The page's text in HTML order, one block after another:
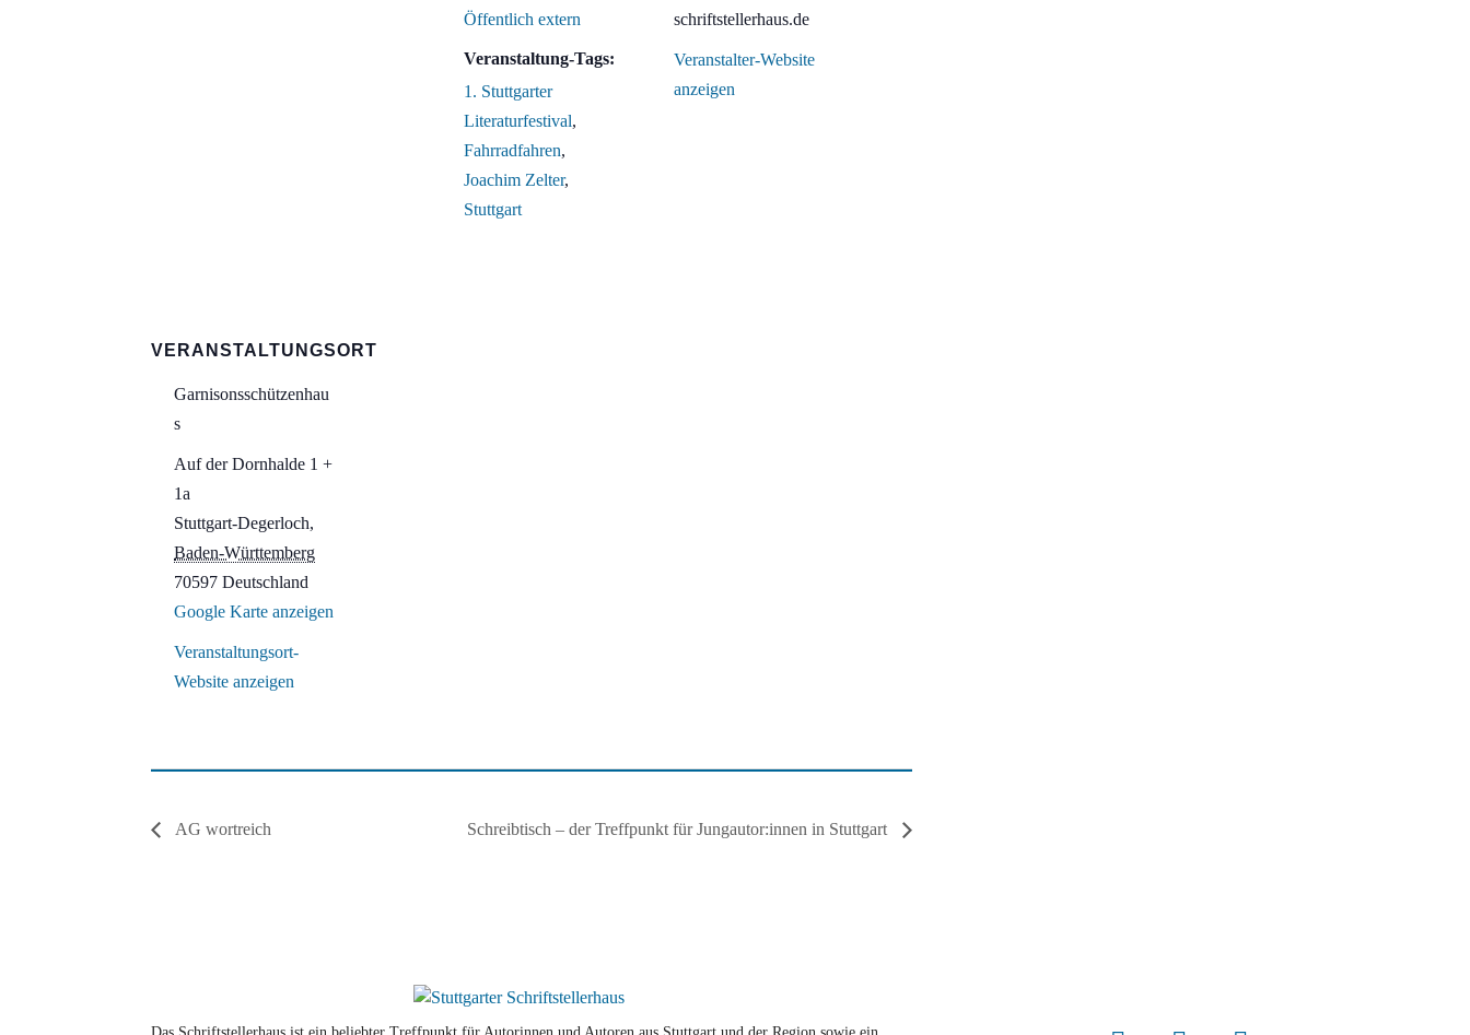
Öffentlich extern
Veranstaltung-Tags:
1. Stuttgarter
Literaturfestival,
Fahrradfahren,
Joachim Zelter,
Stuttgart
schriftstellerhaus.de
Veranstalter-Website
anzeigen
VERANSTALTUNGSORT
Garnisonsschützenhau
s
Auf der Dornhalde 1 +
1a
Stuttgart-Degerloch,
Baden-Württemberg
70597 Deutschland
Google Karte anzeigen
Veranstaltungsort-
Website anzeigen
AG wortreich Schreibtisch – der Treffpunkt für Jungautor:innen in Stuttgart